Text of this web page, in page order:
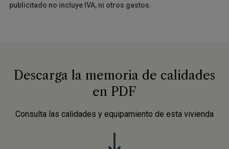
publicitado no incluye IVA, ni otros gastos.
Descarga la memoria de calidades
en PDF
Consulta las calidades y equipamiento de esta vivienda